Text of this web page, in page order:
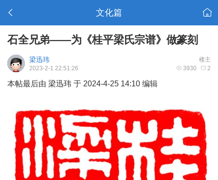
文化篇
石全兄弟——为《桂平梁氏宗谱》做篆刻
楼主
梁迅玮
3930 2
2023-2-1 22:51:26
本帖最后由 梁迅玮 于 2024-4-25 14:10 编辑